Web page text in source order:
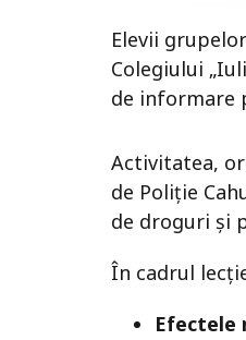
Elevii
Colegiului
de informare
Activitatea,
de Poliție
de droguri și
În cadrul
Efectele